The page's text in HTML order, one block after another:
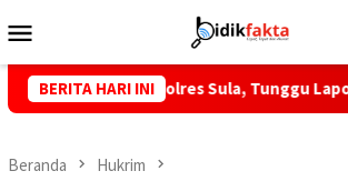
ke
Mobile
BERITA HARI INI
MTP, Kapolres Sula, Tunggu Laporan Rasmi!
Beranda Hukrim